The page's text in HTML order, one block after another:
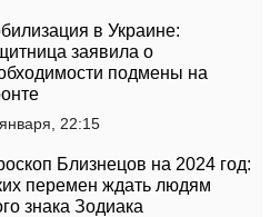
в Украине:
заявила о
подмены на
22:15
Близнецов на 2024 год:
перемен ждать людям
этого знака Зодиака